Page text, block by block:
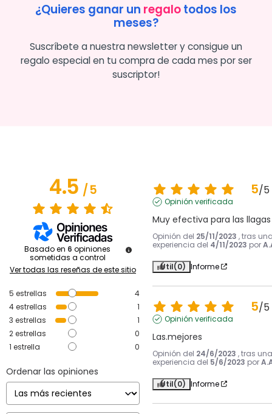
¿Quieres ganar un regalotodos los
meses?
Suscríbete a nuestra newsletter y consigue un
regalo especial en tu compra de cada mes por ser
suscriptor!
4.5/5
Basado en 6 opiniones
sometidas a control
Ver todas las reseñas de este sitio
5 estrellas
4
4estrellas
1
3 estrellas
1
2estrellas
0
1 estrella 0
Ordenar las opiniones
5/5
Opinión verificada
Muy efectiva para las llagas
Opinión del 25/11/2023 , tras
experiencia del 4/11/2023 por
Útil(0) Informe
5/5
Opinión verificada
Las.mejores
Opinión del 24/6/2023 , tras una
experiencia del 5/6/2023 por
Útil(0) Informe